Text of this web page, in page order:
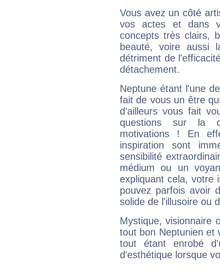
Vous avez un côté
vos actes et dans
concepts très clairs,
beauté, voire aussi
détriment de
détachement.
Neptune étant l'une
fait de vous un être
d'ailleurs vous fait
questions sur la
motivations ! En
inspiration sont
sensibilité
médium ou un
expliquant cela, votre
pouvez parfois avoir
solide de l'illusoire ou
Mystique, visionnaire
tout bon Neptunien et
tout étant enrobé
d'esthétique lorsque